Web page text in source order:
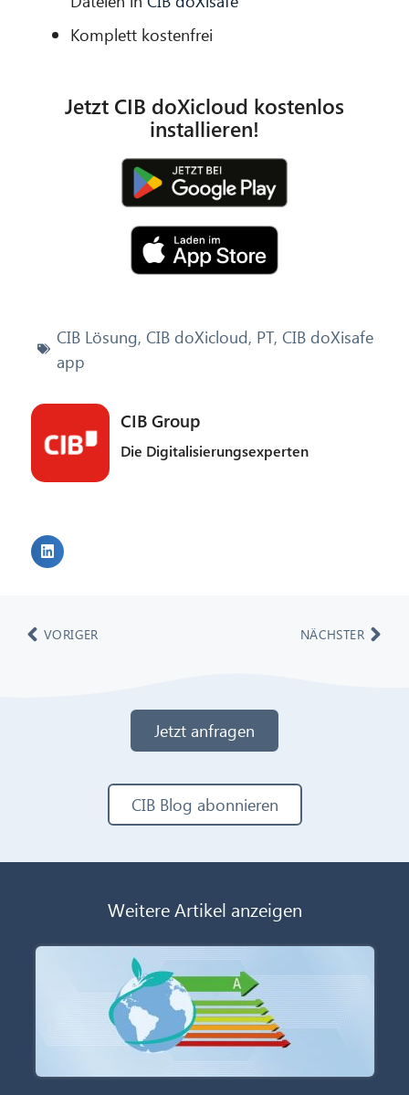
Komplett kostenfrei
Jetzt CIB doXicloud kostenlos
installieren!
CIB Lösung, CIB doXicloud, PT, CIB doXisafe
app
CIB Group
Die Digitalisierungsexperten
VORIGER NÄCHSTER
Jetzt anfragen
CIB Blog abonnieren
Weitere Artikel anzeigen